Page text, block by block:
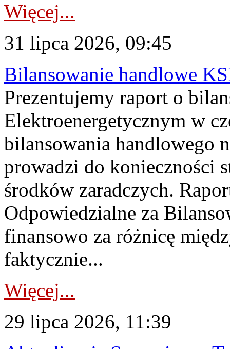
Więcej...
31 lipca 2026, 09:45
Bilansowanie handlowe
Prezentujemy raport o
Elektroenergetycznym w
bilansowania handlowego
prowadzi do konieczności
środków zaradczych.
Odpowiedzialne za
finansowo za różnicę
faktycznie...
Więcej...
29 lipca 2026, 11:39